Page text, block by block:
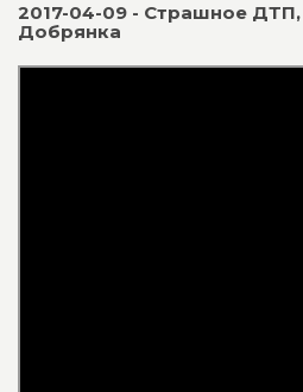
2017-04-09 - Страшное
Добрянка